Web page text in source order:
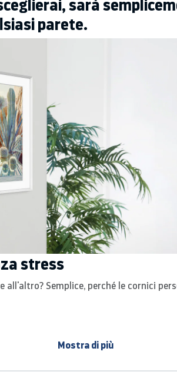
parete.
stress
all'altro? Semplice, perché le cornici
Mostra di più